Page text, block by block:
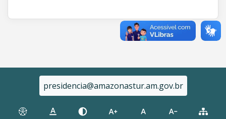
presidencia@amazonastur.am.gov.br